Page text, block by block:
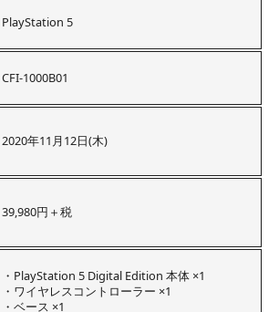
PlayStation 5
CFI-1000B01
2020年11月12日(木)
39,980円＋税
・PlayStation 5 Digital Edition 本体 ×1
・ワイヤレスコントローラー ×1
・ベース ×1